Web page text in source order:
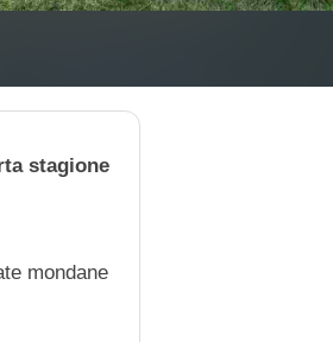
stagione
mondane